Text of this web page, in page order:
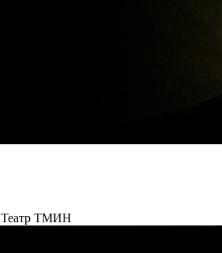
Театр ТМИН